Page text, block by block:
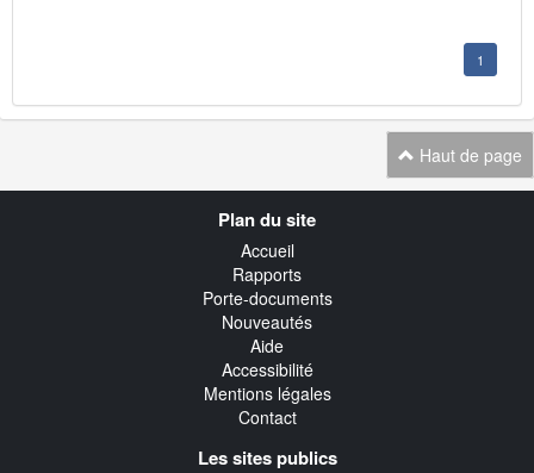
1
Haut de page
Plan du site
Accueil
Rapports
Porte-documents
Nouveautés
Aide
Accessibilité
Mentions légales
Contact
Les sites publics